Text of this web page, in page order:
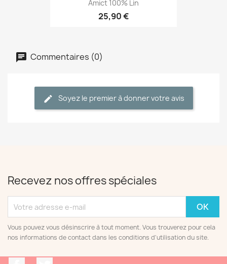
Amict 100% Lin
25,90 €
Commentaires (0)
Soyez le premier à donner votre avis
Recevez nos offres spéciales
Vous pouvez vous désinscrire à tout moment. Vous trouverez pour cela
nos informations de contact dans les conditions d'utilisation du site.